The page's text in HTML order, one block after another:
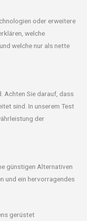
oder erweitere
welche
welche nur als nette
Achten Sie darauf, dass
sind. In unserem Test
der
günstigen Alternativen
und ein hervorragendes
gerüstet